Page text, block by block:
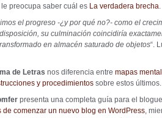
preocupa saber cuál es La verdadera brecha.
el progreso -¿y por qué no?- como el
su culminación coincidiría
en almacén saturado de objetos“.
de Letras nos diferencia entre mapas
y procedimientos sobre estos últimos.
presenta una completa guía para el
de comenzar un nuevo blog en WordPress,